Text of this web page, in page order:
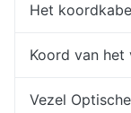
Het
Koord van het
Vezel